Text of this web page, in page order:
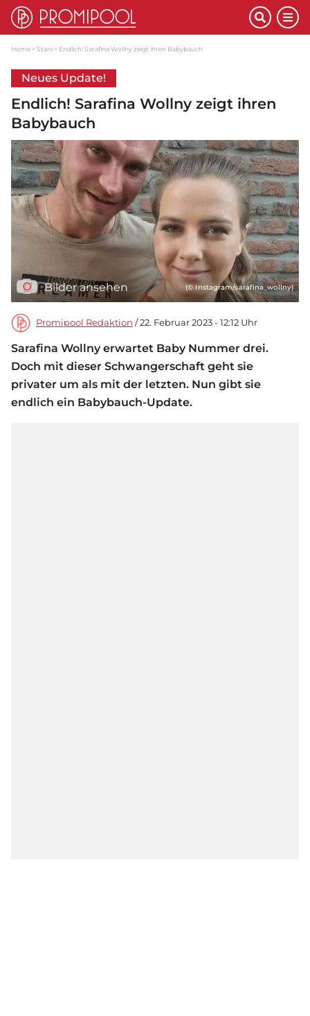
Home Stars Endlich! Sarafina Wollny zeigt ihren Babybauch
Neues Update!
Endlich! Sarafina Wollny zeigt ihren
Babybauch
Bilder ansehen (© Instagram/sarafina_wollny)
Promipool Redaktion / 22. Februar 2023 - 12:12 Uhr
Sarafina Wollny erwartet Baby Nummer drei.
Doch mit dieser Schwangerschaft geht sie
privater um als mit der letzten. Nun gibt sie
endlich ein Babybauch-Update.